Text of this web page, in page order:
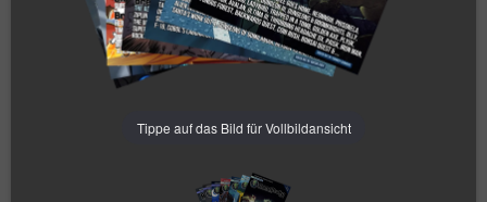
Tippe auf das Bild für Vollbildansicht